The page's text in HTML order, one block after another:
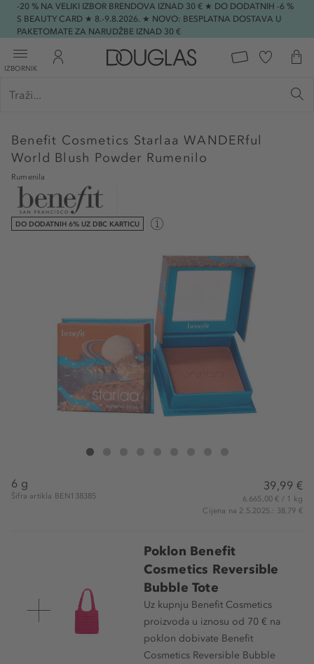
-20 % NA VELIKI IZBOR BRENDOVA IZNAD 30 € ★ DO DODATNIH -6 %
S BEAUTY CARD ★ 8.-9.8.2026. ★ NOVO: BESPLATNA DOSTAVA U
PAKETOMATE ZA NARUDŽBE IZNAD 30 €
IZBORNIK
Benefit Cosmetics Starlaa WANDERful
World Blush Powder Rumenilo
Rumenila
DO DODATNIH 6% UZ DBC KARTICU
Benefit Cosmetics Starlaa WANDERful World Blush Powder
6 g
Šifra artikla BEN138385
39,99 €
6.665,00 € / 1 kg
Cijena na 2.5.2025.: 38,79 €
Poklon Benefit
Cosmetics Reversible
Bubble Tote
Uz kupnju Benefit Cosmetics
proizvoda u iznosu od 70 € na
poklon dobivate Benefit
Cosmetics Reversible Bubble